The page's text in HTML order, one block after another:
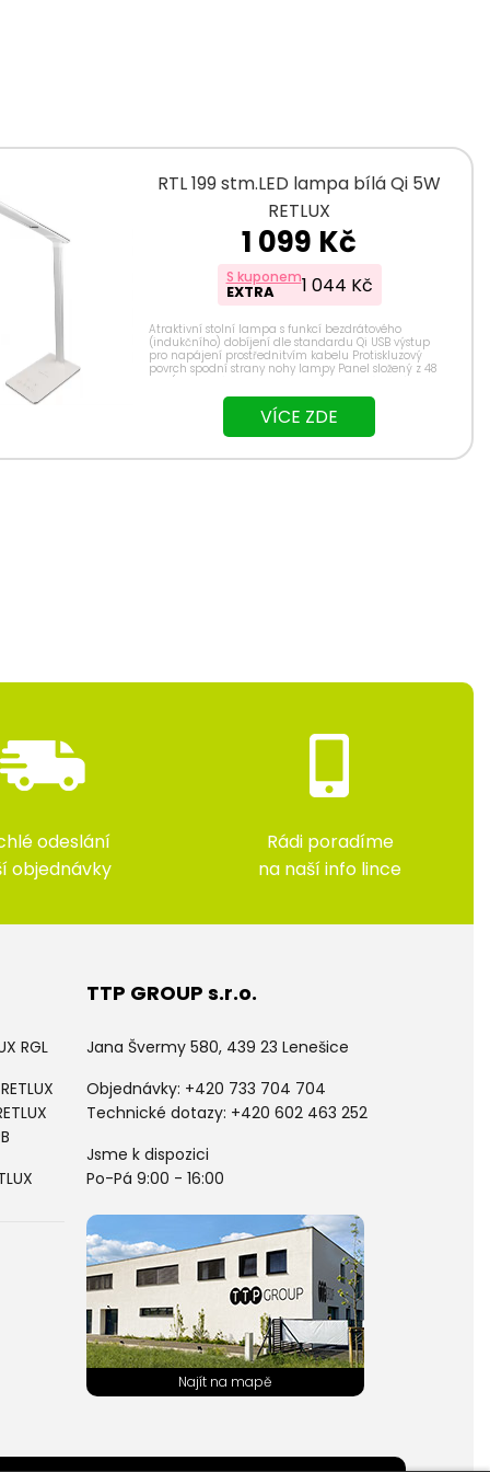
RTL 199 stm.LED lampa bílá Qi 5W
RETLUX
1 099 Kč
S kuponem
EXTRA 1 044 Kč
Atraktivní stolní lampa s funkcí bezdrátového
(indukčního) dobíjení dle standardu Qi USB výstup
pro napájení prostřednitvím kabelu Protiskluzový
povrch spodní strany nohy lampy Panel složený z 48
LED (značkové čipy Epistar 4014) Dotyková tlačítka ...
VÍCE ZDE
odeslání
objednávky
Rádi poradíme
na naší info lince
RGL
TTP GROUP s.r.o.
Jana Švermy 580, 439 23 Lenešice
Objednávky: +420 733 704 704
Technické dotazy: +420 602 463 252
Jsme k dispozici
Po-Pá 9:00 - 16:00